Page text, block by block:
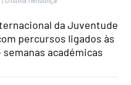
da Juventude
percursos ligados às
académicas